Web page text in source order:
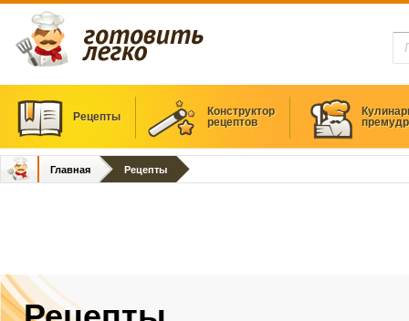
Рецепты
Конструктор
рецептов
Главная Рецепты